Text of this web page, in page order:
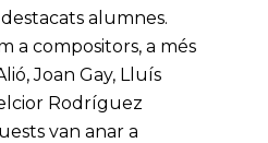
alumnes.
a compositors, a més
Joan Gay, Lluís
Rodríguez
van anar a